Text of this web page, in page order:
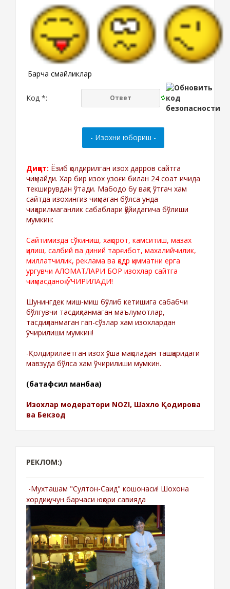
Барча смайликлар
Код *:
Диққат: Ёзиб қолдирилган изох дарров сайтга
чиқмайди. Хар бир изох узоғи билан 24 соат ичида
текширувдан ўтади. Мабодо бу вақт ўтгач хам
сайтда изохингиз чиқмаган бўлса унда
чиқарилмаганлик сабаблари қўйидагича бўлиши
мумкин:
Сайтимизда сўкиниш, хақорот, камситиш, мазах
қилиш, салбий ва диний тарғибот, махалийчилик,
миллатчилик, реклама ва қадр қимматни ерга
ургувчи АЛОМАТЛАРИ БОР изохлар сайтга
чиқмасданоқ ЎЧИРИЛАДИ!
Шунингдек миш-миш бўлиб кетишига сабабчи
бўлгувчи тасдиқланмаган маълумотлар,
тасдиқланмаган гап-сўзлар хам изохлардан
ўчирилиши мумкин!
-Қолдирилаётган изох ўша мақоладан ташқаридаги
мавзуда бўлса хам ўчирилиши мумкин.
(батафсил манбаа)
Изохлар модератори NOZI, Шахло Қодирова
ва Бекзод
РЕКЛОМ:)
-Мухташам "Султон-Саид" кошонаси! Шохона
хордиқ учун барчаси юқори савияда